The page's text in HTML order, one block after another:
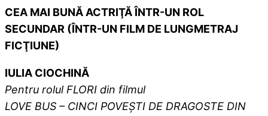
CEA MAI BUNĂ ACTRIŢĂ ÎNTR-UN ROL
SECUNDAR (ÎNTR-UN FILM DE LUNGMETRAJ
FICŢIUNE)
IULIA CIOCHINĂ
Pentru rolul FLORI din filmul
LOVE BUS – CINCI POVEȘTI DE DRAGOSTE DIN